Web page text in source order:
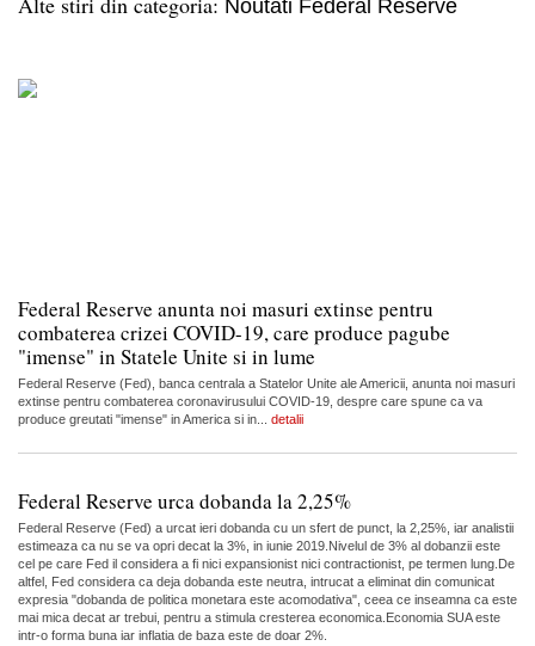
Noutati Federal Reserve
Federal Reserve anunta noi masuri extinse pentru
combaterea crizei COVID-19, care produce pagube
"imense" in Statele Unite si in lume
Federal Reserve (Fed), banca centrala a Statelor Unite ale Americii, anunta noi masuri
extinse pentru combaterea coronavirusului COVID-19, despre care spune ca va
produce greutati "imense" in America si in... detalii
Federal Reserve urca dobanda la 2,25%
Federal Reserve (Fed) a urcat ieri dobanda cu un sfert de punct, la 2,25%, iar analistii
estimeaza ca nu se va opri decat la 3%, in iunie 2019.Nivelul de 3% al dobanzii este
cel pe care Fed il considera a fi nici expansionist nici contractionist, pe termen lung.De
altfel, Fed considera ca deja dobanda este neutra, intrucat a eliminat din comunicat
expresia "dobanda de politica monetara este acomodativa", ceea ce inseamna ca este
mai mica decat ar trebui, pentru a stimula cresterea economica.Economia SUA este
intr-o forma buna iar inflatia de baza este de doar 2%.